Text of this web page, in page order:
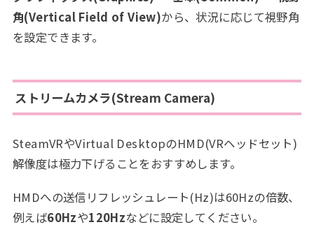
角(Vertical Field of View)から、状況に応じて視野角
を設定できます。
ストリームカメラ(Stream Camera)
SteamVRやVirtual DesktopのHMD(VRヘッドセット)
解像度は極力下げることをおすすめします。
HMDへの送信リフレッシュレート(Hz)は60Hzの倍数、
例えば60Hzや120Hzなどに設定してください。